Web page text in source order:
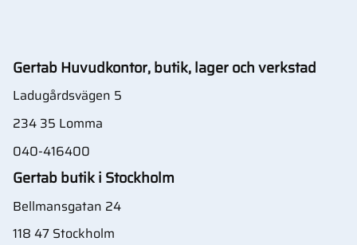
Gertab Huvudkontor, butik, lager och verkstad
Ladugårdsvägen 5
234 35 Lomma
040-416400
Gertab butik i Stockholm
Bellmansgatan 24
118 47 Stockholm